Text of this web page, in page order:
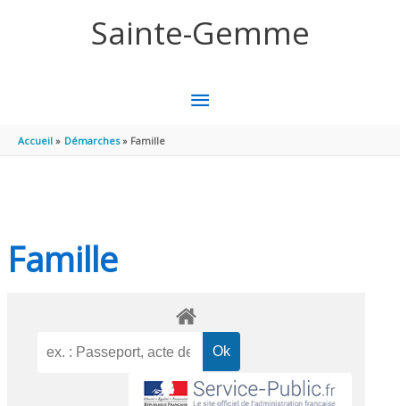
Sainte-Gemme
MENU
Accueil Démarches Famille
Famille